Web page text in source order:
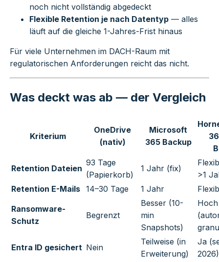
noch nicht vollständig abgedeckt
Flexible Retention je nach Datentyp — alles
läuft auf die gleiche 1-Jahres-Frist hinaus
Für viele Unternehmen im DACH-Raum mit
regulatorischen Anforderungen reicht das nicht.
Was deckt was ab — der Vergleich
Kriterium
OneDrive
(nativ)
Microsoft
365 Backup
Retention Dateien
93 Tage
(Papierkorb)
1 Jahr (fix)
>1
Retention E-Mails 14–30 Tage 1 Jahr
Ransomware-
Schutz
Begrenzt
Besser (10-
min
Snapshots)
Hoch
Entra ID gesichert Nein
Teilweise (in
Erweiterung)
Ja
2026)